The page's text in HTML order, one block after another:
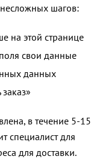
шагов:
на этой странице
свои данные
данных
в течение 5-15
специалист для
для доставки.